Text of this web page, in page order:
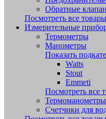
Обратные
Посмотреть все товары
Измерительные
Термометры
Манометры
Показать
Watts
Stout
Emmeti
Посмотреть все
Термоманометры
Счетчики для